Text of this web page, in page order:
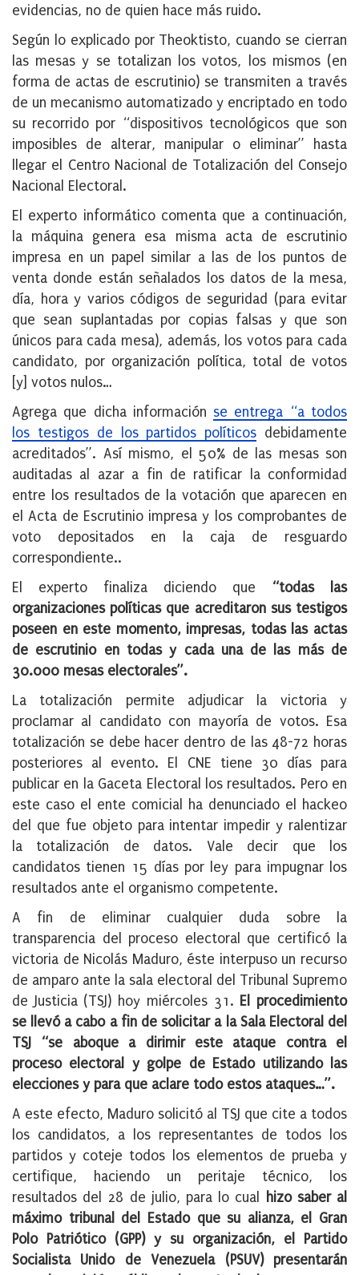
evidencias, no de quien hace más ruido.
Según lo explicado por Theoktisto, cuando se cierran
las mesas y se totalizan los votos, los mismos (en
forma de actas de escrutinio) se transmiten a través
de un mecanismo automatizado y encriptado en todo
su recorrido por “dispositivos tecnológicos que son
imposibles de alterar, manipular o eliminar” hasta
llegar el Centro Nacional de Totalización del Consejo
Nacional Electoral.
El experto informático comenta que a continuación,
la máquina genera esa misma acta de escrutinio
impresa en un papel similar a las de los puntos de
venta donde están señalados los datos de la mesa,
día, hora y varios códigos de seguridad (para evitar
que sean suplantadas por copias falsas y que son
únicos para cada mesa), además, los votos para cada
candidato, por organización política, total de votos
[y] votos nulos…
Agrega que dicha información se entrega “a todos
los testigos de los partidos políticos debidamente
acreditados”. Así mismo, el 50% de las mesas son
auditadas al azar a fin de ratificar la conformidad
entre los resultados de la votación que aparecen en
el Acta de Escrutinio impresa y los comprobantes de
voto depositados en la caja de resguardo
correspondiente..
El experto finaliza diciendo que “todas las
organizaciones políticas que acreditaron sus testigos
poseen en este momento, impresas, todas las actas
de escrutinio en todas y cada una de las más de
30.000 mesas electorales”.
La totalización permite adjudicar la victoria y
proclamar al candidato con mayoría de votos. Esa
totalización se debe hacer dentro de las 48-72 horas
posteriores al evento. El CNE tiene 30 días para
publicar en la Gaceta Electoral los resultados. Pero en
este caso el ente comicial ha denunciado el hackeo
del que fue objeto para intentar impedir y ralentizar
la totalización de datos. Vale decir que los
candidatos tienen 15 días por ley para impugnar los
resultados ante el organismo competente.
A fin de eliminar cualquier duda sobre la
transparencia del proceso electoral que certificó la
victoria de Nicolás Maduro, éste interpuso un recurso
de amparo ante la sala electoral del Tribunal Supremo
de Justicia (TSJ) hoy miércoles 31. El procedimiento
se llevó a cabo a fin de solicitar a la Sala Electoral del
TSJ “se aboque a dirimir este ataque contra el
proceso electoral y golpe de Estado utilizando las
elecciones y para que aclare todo estos ataques…”.
A este efecto, Maduro solicitó al TSJ que cite a todos
los candidatos, a los representantes de todos los
partidos y coteje todos los elementos de prueba y
certifique, haciendo un peritaje técnico, los
resultados del 28 de julio, para lo cual
hizo saber al
máximo tribunal del Estado que su alianza, el Gran
Polo Patriótico (GPP) y su organización, el Partido
Socialista Unido de Venezuela (PSUV) presentarán